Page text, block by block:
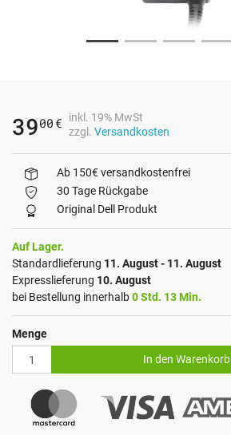
3900 €
inkl. 19% MwSt
zzgl. Versandkosten
Ab 150€ versandkostenfrei
30 Tage Rückgabe
Original Dell Produkt
Auf Lager.
Standardlieferung 11. August - 11. August
Expresslieferung 10. August
bei Bestellung innerhalb0 Std. 13 Min.
Menge
In den Warenkorb